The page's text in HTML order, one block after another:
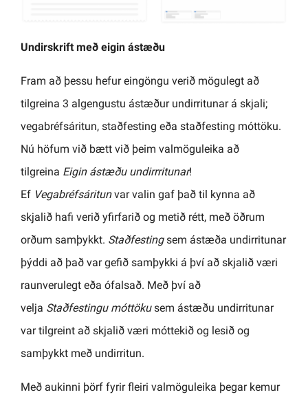
Undirskrift með eigin ástæðu
Fram að þessu hefur eingöngu verið mögulegt að
tilgreina 3 algengustu ástæður undirritunar á skjali;
vegabréfsáritun, staðfesting eða staðfesting móttöku.
Nú höfum við bætt við þeim valmöguleika að
tilgreina Eigin ástæðu undirrritunar!
Ef Vegabréfsáritunvar valin gaf það til kynna að
skjalið hafi verið yfirfarið og metið rétt, með öðrum
orðum samþykkt. Staðfestingsem ástæða undirritunar
þýddi að það var gefið samþykki á því að skjalið væri
raunverulegt eða ófalsað. Með því að
velja Staðfestingu móttökusem ástæðu undirritunar
var tilgreint að skjalið væri móttekið og lesið og
samþykkt með undirritun.
Með aukinni þörf fyrir fleiri valmöguleika þegar kemur